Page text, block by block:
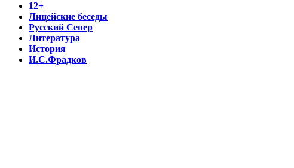
12+
Лицейские беседы
Русский Север
Литература
История
И.С.Фрадков